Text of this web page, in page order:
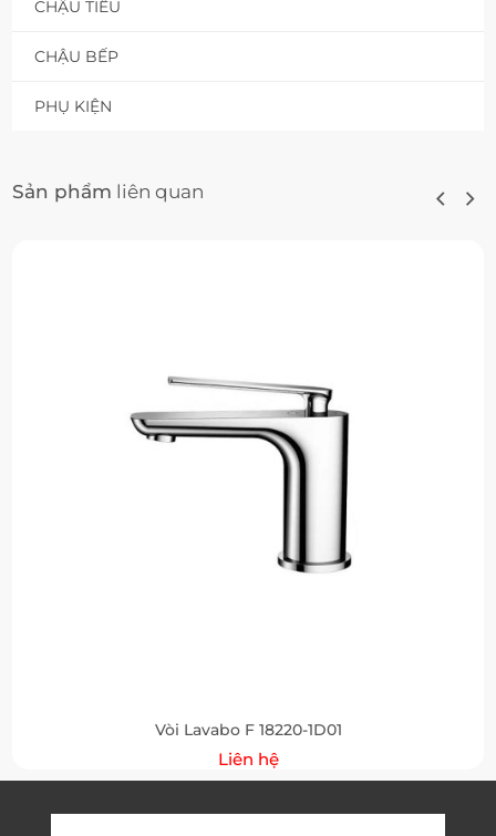
CHẬU TIỂU
CHẬU BẾP
PHỤ KIỆN
Sản phẩm liên quan
Vòi Lavabo F 18220-1D01
Liên hệ